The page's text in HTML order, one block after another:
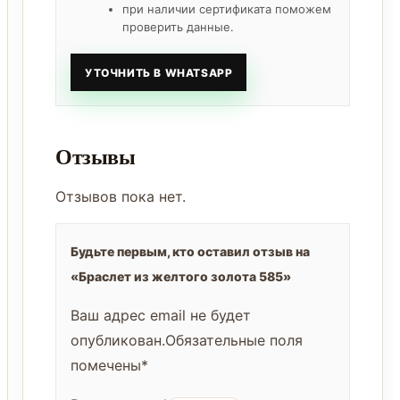
при наличии сертификата поможем
проверить данные.
УТОЧНИТЬ В WHATSAPP
Отзывы
Отзывов пока нет.
Будьте первым, кто оставил отзыв на
«Браслет из желтого золота 585»
Ваш адрес email не будет
опубликован.Обязательные поля
помечены*